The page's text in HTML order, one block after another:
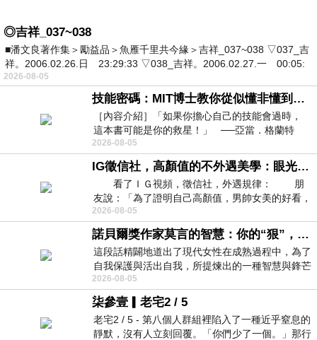
◎吉祥_037~038
■潘文良著作集＞勵益品＞魚雁千里共今緣＞吉祥_037~038 ▽037_吉
祥。2006.02.26.日 23:29:33 ▽038_吉祥。2006.02.27.一 00:05:
2026-08-05
技能密碼：MIT博士教你從似懂非懂到穩定輸出，把專業變事業的職能升級攻略 /麥特．比恩(容錯)
［內容介紹］「如果你擔心自己的技能會過時，
這本書可能是你的救星！」 ──亞當．格蘭特
（Adam Grant），《
2026-08-05
IG徵信社，高顏值的不外遇美學：眼光太高也是一種防禦，為了證明我長得好看，我決定一輩子不外遇！
看了ＩＧ視頻，徵信社，外遇規律： 朋
友說：「為了證明自己高顏值，男帥女美的好看，
且眼光高，我決定一輩子不外遇。」
2026-08-05
諾貝爾獎作家莫言的智慧：你的“狠”，才是最好的自我保護
這段話精闢地道出了現代女性在成熟過程中，為了
自我保護與活出自我，所提煉出的一種智慧與鋒芒
的平衡。 核心解讀與看法
2026-08-05
柒參壹▎老宅2 / 5
老宅2 / 5 - 第八個人群組裡陷入了一種近乎窒息的
靜默，沒有人立刻回覆。「你們少了一個。」那行